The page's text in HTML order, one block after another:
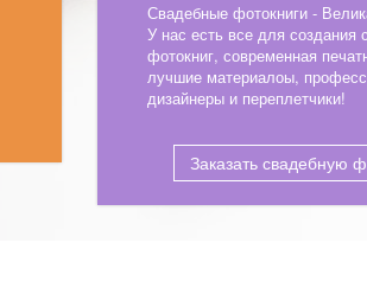
Свадебные фотокниги -
У нас есть все для создания
фотокниг, современная
лучшие материалоы,
дизайнеры и переплетчики!
Заказать свадебную